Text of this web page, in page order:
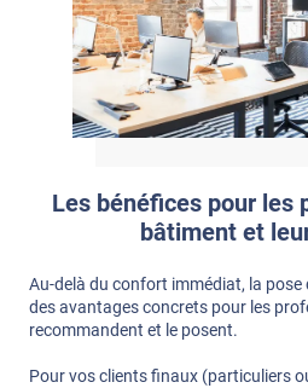
Les bénéfices pour les
bâtiment et
Au-delà du confort immédiat, la pose
des avantages concrets pour les
recommandent et le posent.
Pour vos clients finaux (particuliers